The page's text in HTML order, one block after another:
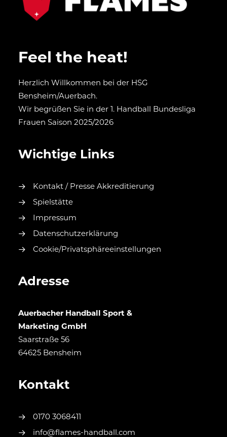
Feel the heat!
Herzlich Willkommen bei der HSG
Bensheim/Auerbach.
Wir begrüßen Sie in der 1. Handball Bundesliga
Frauen Saison 2025/2026
Wichtige Links
Kontakt / Presse Akkreditierung
Spielstätte
Impressum
Datenschutzerklärung
Cookie/Privatsphäreeinstellungen
Adresse
Auerbacher Handball Sport &
Marketing GmbH
Saarstraße 56
64625 Bensheim
Kontakt
0170 3068411
info@flames-handball.com